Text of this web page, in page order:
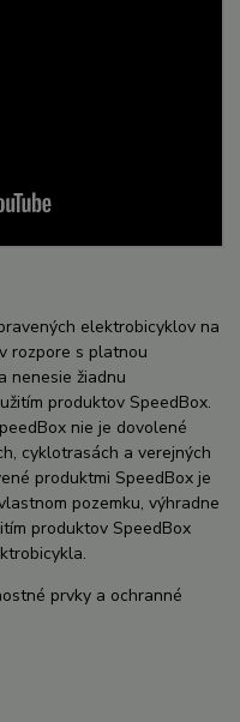
elektrobicyklov na
rozpore s platnou
nenesie žiadnu
produktov SpeedBox.
nie je dovolené
cyklotrasách a verejných
produktmi SpeedBox je
pozemku, výhradne
produktov SpeedBox
prvky a ochranné